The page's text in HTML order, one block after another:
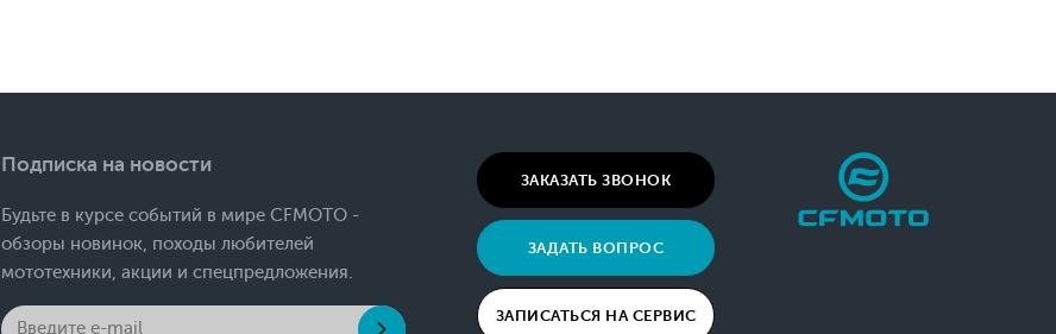
Подписка на новости
Будьте в курсе событий в мире CFMOTO -
обзоры новинок, походы любителей
мототехники, акции и спецпредложения.
ЗАКАЗАТЬ ЗВОНОК
ЗАДАТЬ ВОПРОС
ЗАПИСАТЬСЯ НА СЕРВИС